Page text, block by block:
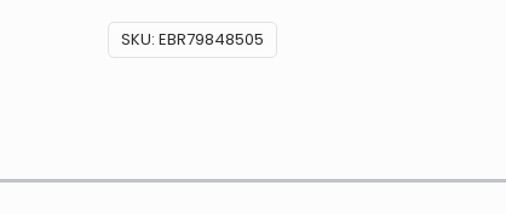
SKU: EBR79848505